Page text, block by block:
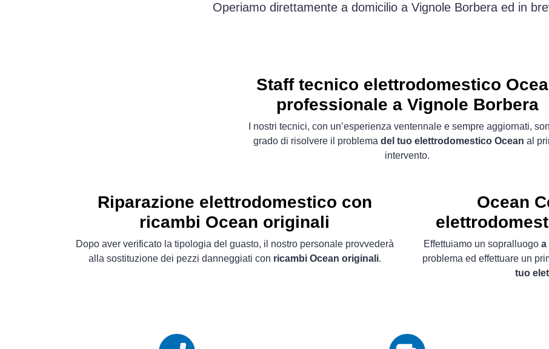
Operiamo direttamente a domicilio a Vignole Borbera ed in
Staff tecnico elettrodomestico
professionale a Vignole Borbera
I nostri tecnici, con un’esperienza ventennale e sempre aggiornati,
grado di risolvere il problema del tuo elettrodomestico Ocean al
intervento.
Riparazione elettrodomestico con
ricambi Ocean originali
Dopo aver verificato la tipologia del guasto, il nostro personale provvederà
alla sostituzione dei pezzi danneggiati con ricambi Ocean originali.
Ocean
Effettuiamo un sopralluogo a
problema ed effettuare un
tuo